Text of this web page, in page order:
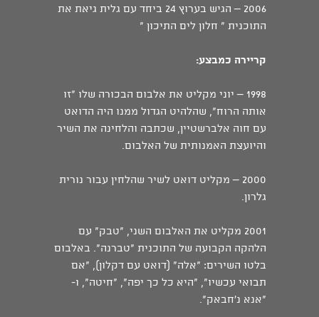
2006 – הגיש בערוץ 24 ביחד עם גלית גיאת את
התוכנית " חלון לים התיכון "
קריירה כמבצע:
1998 – יוני מקליט את אלבום הבכורה שלו "זו
אותה הרוח", שהלהיט הגדול ממנו היה הדואט
עם חוה אלברשטיין, שכתבה והלחינה את השיר
והיועצת האמנותית של האלבום.
2000 – מקליט דואט לשיר שהלחין עבור נורית
גלרון.
2001 מקליט את האלבום השני, "טבק" עם
הלהקה הקבועה של התוכנית "טברנה". באלבום
בלטו השירים: "אלה" (דואט עם דקלון), "אם
תבואי עכשיו", "היא כל כך יפה", "חיטה", ו-
"אנא נ'חבאק".